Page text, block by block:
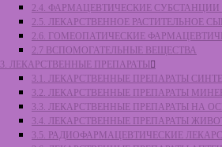
2.4. ФАРМАЦЕВТИЧЕСКИЕ
2.5. ЛЕКАРСТВЕННОЕ РАСТИТЕЛЬНОЕ
2.6. ГОМЕОПАТИЧЕСКИЕ
2.7 ВСПОМОГАТЕЛЬНЫЕ ВЕЩЕСТВА
3. ЛЕКАРСТВЕННЫЕ ПРЕПАРАТЫ
3.1. ЛЕКАРСТВЕННЫЕ ПРЕПАРАТЫ
3.2. ЛЕКАРСТВЕННЫЕ ПРЕПАРАТЫ
3.3. ЛЕКАРСТВЕННЫЕ ПРЕПАРАТЫ НА
3.4. ЛЕКАРСТВЕННЫЕ ПРЕПАРАТЫ
3.5. РАДИОФАРМАЦЕВТИЧЕСКИЕ